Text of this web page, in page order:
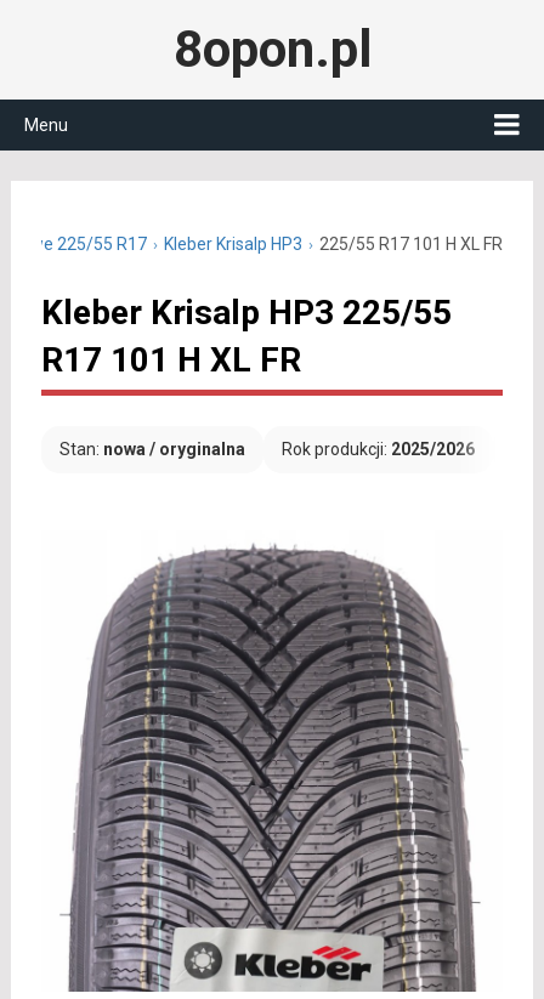
8opon.pl
Menu
225/55 R17 Kleber Krisalp HP3 225/55 R17 101 H XL FR
Kleber Krisalp HP3 225/55
R17 101 H XL FR
Stan: nowa / oryginalna Rok produkcji: 2025/2026